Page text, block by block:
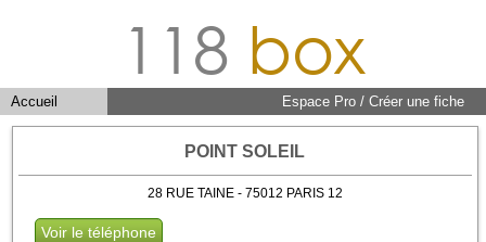
118 box
Accueil Espace Pro / Créer une fiche
POINT SOLEIL
28 RUE TAINE - 75012 PARIS 12
Voir le téléphone